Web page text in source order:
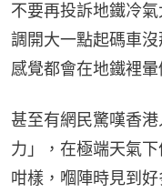
不要再投訴地鐵冷
調開大一點起碼車
感覺都會在地鐵裡
甚至有網民驚嘆香
力」，在極端天氣
咁樣，嗰陣時見到